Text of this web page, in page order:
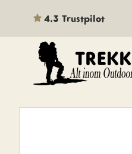
4.3 Trustpilot